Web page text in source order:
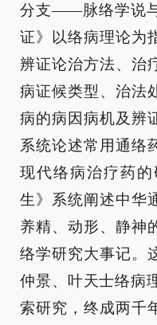
分支——脉络学说
证》以络病理论为
辨证论治方法、治
病证候类型、治法
病的病因病机及辨
系统论述常用通络
现代络病治疗药
生》系统阐述中华
养精、动形、静神
络学研究大事记。
仲景、叶天士络病
索研究，终成两千